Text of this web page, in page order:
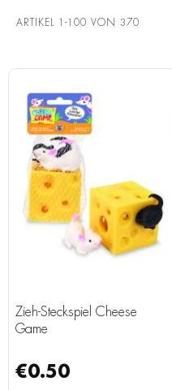
ARTIKEL 1 -100 VON 370
Zieh-Steckspiel Cheese
Game
€0.50